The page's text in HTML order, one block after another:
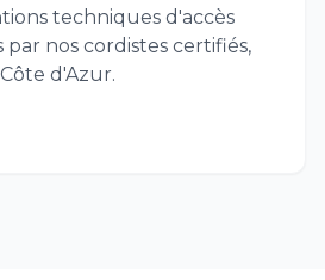
techniques d'accès
par nos cordistes certifiés,
d'Azur.